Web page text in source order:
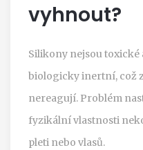
vyhnout?
Silikony nejsou
biologicky inertní, což
nereagují. Problém
fyzikální vlastnosti
pleti nebo vlasů.